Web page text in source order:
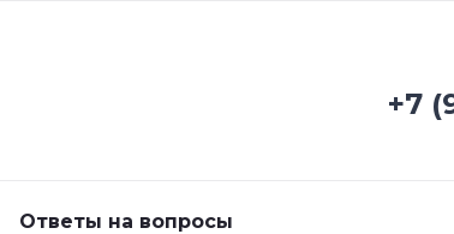
+7
Ответы на вопросы